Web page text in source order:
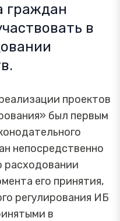
граждан
в
проектов
был первым
непосредственно
расходовании
его принятия,
регулирования ИБ
в